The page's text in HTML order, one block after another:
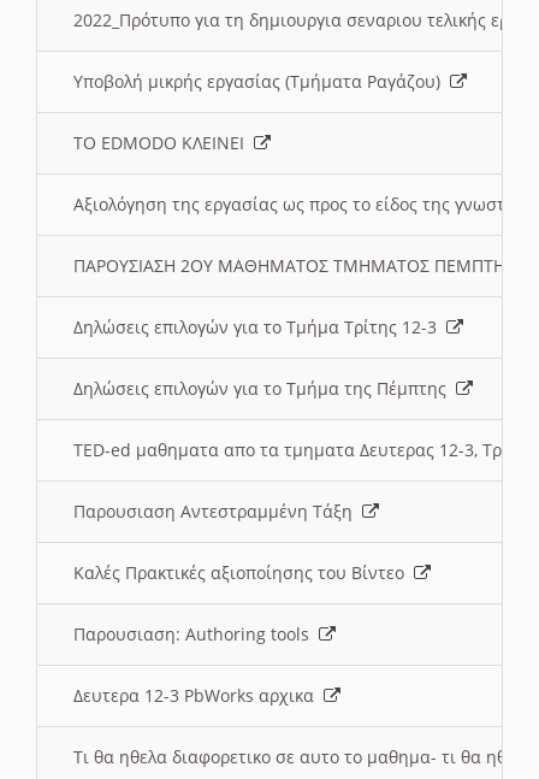
2022_Πρότυπο για τη δημιουργια σεναριου τελικής
Υποβολή μικρής εργασίας (Τμήματα Ραγάζου)
ΤΟ EDMODO ΚΛΕΙΝΕΙ
Αξιολόγηση της εργασίας ως προς το είδος της
ΠΑΡΟΥΣΙΑΣΗ 2ΟΥ ΜΑΘΗΜΑΤΟΣ ΤΜΗΜΑΤΟΣ
Δηλώσεις επιλογών για το Τμήμα Τρίτης 12-3
Δηλώσεις επιλογών για το Τμήμα της Πέμπτης
TED-ed μαθηματα απο τα τμηματα Δευτερας 12-3,
Παρουσιαση Αντεστραμμένη Τάξη
Καλές Πρακτικές αξιοποίησης του Βίντεο
Παρουσιαση: Authoring tools
Δευτερα 12-3 PbWorks αρχικα
Τι θα ηθελα διαφορετικο σε αυτο το μαθημα- τι θα